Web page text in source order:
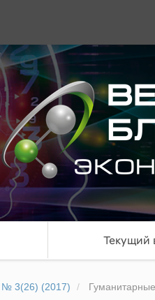
Текущий
№ 3(26) (2017)